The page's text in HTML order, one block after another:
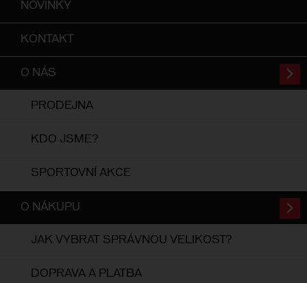
NOVINKY
KONTAKT
O NÁS
PRODEJNA
KDO JSME?
SPORTOVNÍ AKCE
O NÁKUPU
JAK VYBRAT SPRÁVNOU VELIKOST?
DOPRAVA A PLATBA